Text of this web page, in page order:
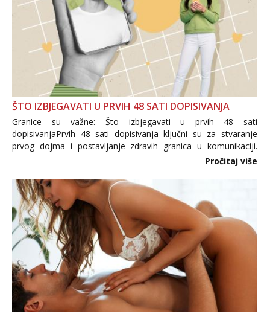
ŠTO IZBJEGAVATI U PRVIH 48 SATI DOPISIVANJA
Granice su važne: Što izbjegavati u prvih 48 sati
dopisivanjaPrvih 48 sati dopisivanja ključni su za stvaranje
prvog dojma i postavljanje zdravih granica u komunikaciji.
Važno je izbjeći prebrzo otkrivanje osobnih ili intimnih
informacija, jer nepoznata osoba još nije zaslužila to
povjerenje. Takođe...
Pročitaj više